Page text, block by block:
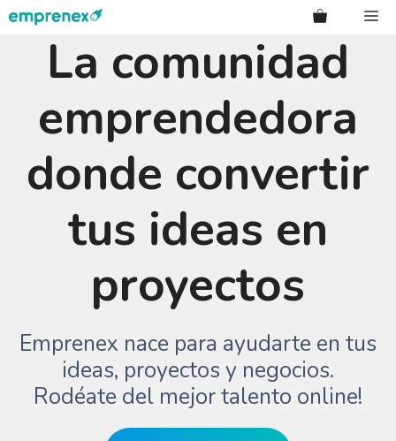
Saltar
La comunidad
emprendedora
donde convertir
tus ideas en
proyectos
Emprenex nace para ayudarte en tus
ideas, proyectos y negocios.
Rodéate del mejor talento online!